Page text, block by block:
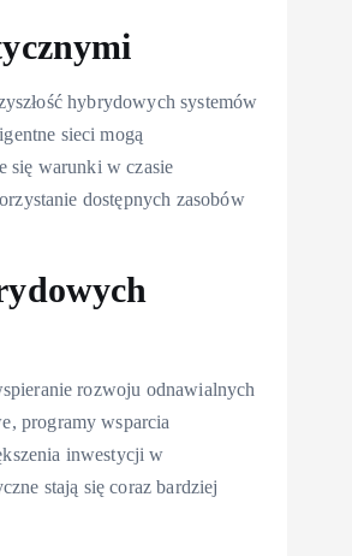
hybrydowych systemów
sieci mogą
się warunki w czasie
dostępnych zasobów
rozwoju odnawialnych
programy wsparcia
inwestycji w
stają się coraz bardziej